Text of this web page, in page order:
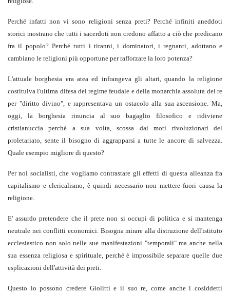
Perché infatti non vi sono religioni senza preti? Perché infiniti aneddoti
storici mostrano che tutti i sacerdoti non credono affatto a ciò che predicano
fra il popolo? Perché tutti i tiranni, i dominatori, i regnanti, adottano e
cambiano le religioni più opportune per rafforzare la loro potenza?
L'attuale borghesia era atea ed infrangeva gli altari, quando la religione
costituiva l'ultima difesa del regime feudale e della monarchia assoluta dei re
per "diritto divino", e rappresentava un ostacolo alla sua ascensione. Ma,
oggi, la borghesia rinuncia al suo bagaglio filosofico e ridiviene
cristianuccia perché a sua volta, scossa dai moti rivoluzionari del
proletariato, sente il bisogno di aggrapparsi a tutte le ancore di salvezza.
Quale esempio migliore di questo?
Per noi socialisti, che vogliamo contrastare gli effetti di questa alleanza fra
capitalismo e clericalismo, è quindi necessario non mettere fuori causa la
religione.
E' assurdo pretendere che il prete non si occupi di politica e si mantenga
neutrale nei conflitti economici. Bisogna mirare alla distruzione dell'istituto
ecclesiastico non solo nelle sue manifestazioni "temporali" ma anche nella
sua essenza religiosa e spirituale, perché è impossibile separare quelle due
esplicazioni dell'attività dei preti.
Questo lo possono credere Giolitti e il suo re, come anche i cosiddetti